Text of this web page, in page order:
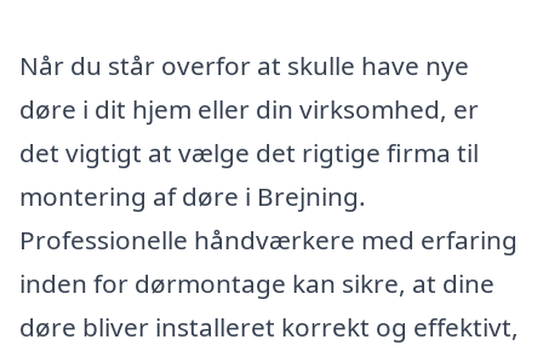
Når du står overfor at skulle have nye
døre i dit hjem eller din virksomhed, er
det vigtigt at vælge det rigtige firma til
montering af døre i Brejning.
Professionelle håndværkere med erfaring
inden for dørmontage kan sikre, at dine
døre bliver installeret korrekt og effektivt,